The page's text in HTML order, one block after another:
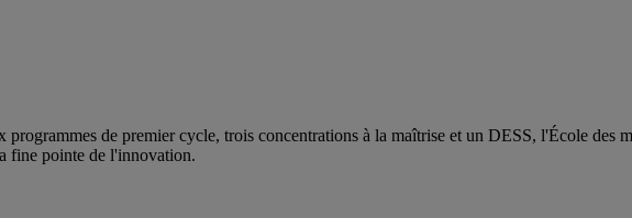
de premier cycle, trois concentrations à la maîtrise et un DESS, l'École des
fine pointe de l'innovation.